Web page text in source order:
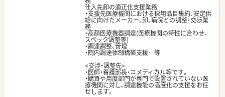
仕入先卸の適正化支援業務
・支援先医療機関における採用品目集約、安定供
給に向けたメーカー、卸、病院との調整・交渉業
務
・高額医療機器調達(医療機関の特性に合わせ、
スペック調整等)
・調達調整、管理
・院内調達体制構築支援 等
<交渉・調整先>
・医師・看護部長・コメディカル等です。
・購買や用度部門が専門で設置されていない医
療機関に対し、調達機能の高度化の支援をお任
せします。